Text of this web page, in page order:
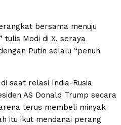
bersama menuju
Modi di X, seraya
Putin selalu “penuh
saat relasi India-Rusia
AS Donald Trump secara
terus membeli minyak
itu ikut mendanai perang